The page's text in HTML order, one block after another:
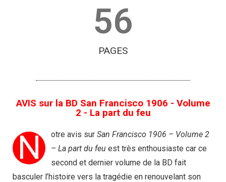
56
PAGES
AVIS sur la BD San Francisco 1906 - Volume
2 - La part du feu
N otre avis sur San Francisco 1906 – Volume 2
– La part du feu est très enthousiaste car ce
second et dernier volume de la BD fait
basculer l’histoire vers la tragédie en renouvelant son